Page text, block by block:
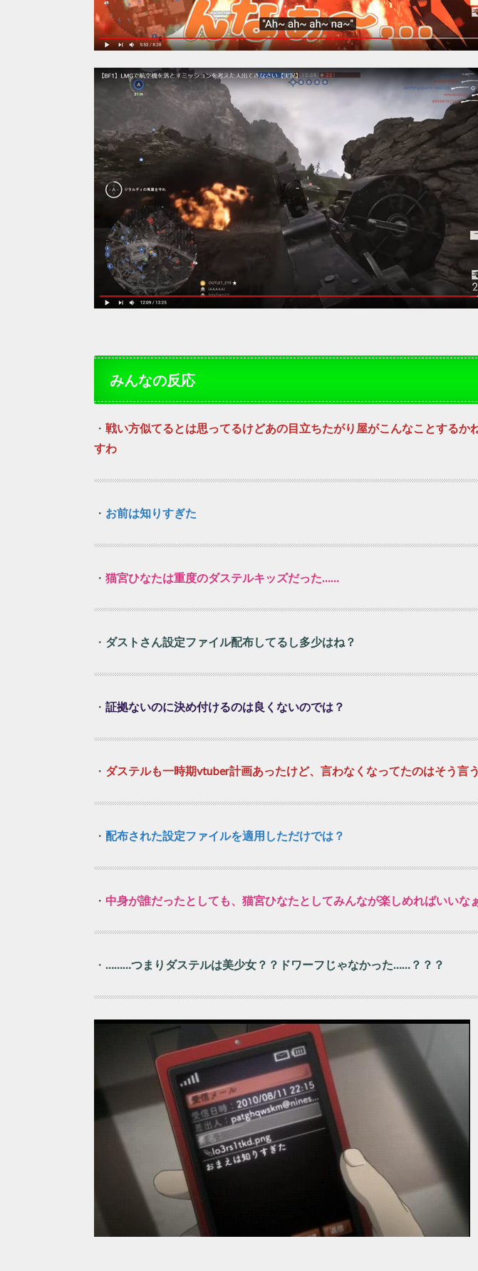
みんなの反応
・ 戦い方似てるとは思ってるけどあの目立ちたがり屋がこんなことするか
すわ
・ お前は知りすぎた
・ 猫宮ひなたは重度のダステルキッズだった……
・ ダストさん設定ファイル配布してるし多少はね？
・ 証拠ないのに決め付けるのは良くないのでは？
・ ダステルも一時期vtuber計画あったけど、言わなくなってたのはそう言
・ 配布された設定ファイルを適用しただけでは？
・ 中身が誰だったとしても、猫宮ひなたとしてみんなが楽しめればいいなぁ
・ ………つまりダステルは美少女？？ドワーフじゃなかった……？？？